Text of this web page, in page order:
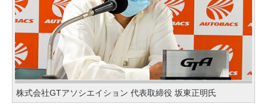
株式会社GTアソシエイション 代表取締役 坂東正明氏